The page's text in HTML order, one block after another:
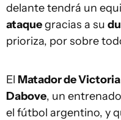
delante tendrá un
ataquegracias a su
prioriza, por sobre
El Matador de Victoria
Dabove, un
el fútbol argentino, y